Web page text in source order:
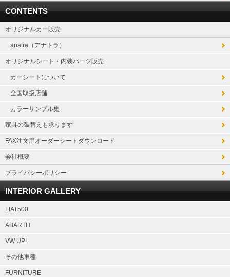
CONTENTS
オリジナルカー販売
anatra（アナトラ）
オリジナルシート・内装パーツ販売
カーシートについて
全国取扱店舗
カラーサンプル集
家具の張替えも承ります
FAX注文用オーダーシートダウンロード
会社概要
プライバシーポリシー
INTERIOR GALLERY
FIAT500
ABARTH
VW UP!
その他車種
FURNITURE